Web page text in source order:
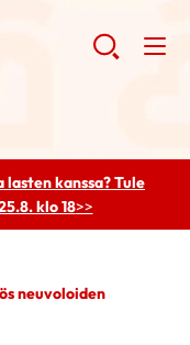
kanssa? Tule
klo 18>>
neuvoloiden